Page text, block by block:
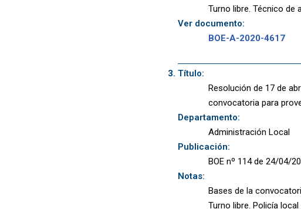
Turno libre. Técnico de
Ver documento:
BOE-A-2020-4617
Título:
Resolución de 17 de
convocatoria para
Departamento:
Administración Local
Publicación:
BOE nº 114 de 24/04/
Notas:
Bases de la
Turno libre. Policía local